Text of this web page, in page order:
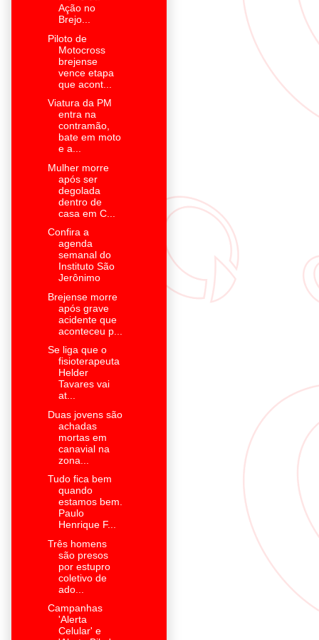
Ação no
Brejo...
Piloto de
Motocross
brejense
vence etapa
que acont...
Viatura da PM
entra na
contramão,
bate em moto
e a...
Mulher morre
após ser
degolada
dentro de
casa em C...
Confira a
agenda
semanal do
Instituto São
Jerônimo
Brejense morre
após grave
acidente que
aconteceu p...
Se liga que o
fisioterapeuta
Helder
Tavares vai
at...
Duas jovens são
achadas
mortas em
canavial na
zona...
Tudo fica bem
quando
estamos bem.
Paulo
Henrique F...
Três homens
são presos
por estupro
coletivo de
ado...
Campanhas
'Alerta
Celular' e